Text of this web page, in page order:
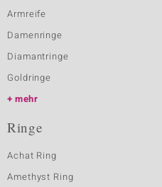
Armreife
Damenringe
Diamantringe
Goldringe
mehr
Ringe
Achat Ring
Amethyst Ring